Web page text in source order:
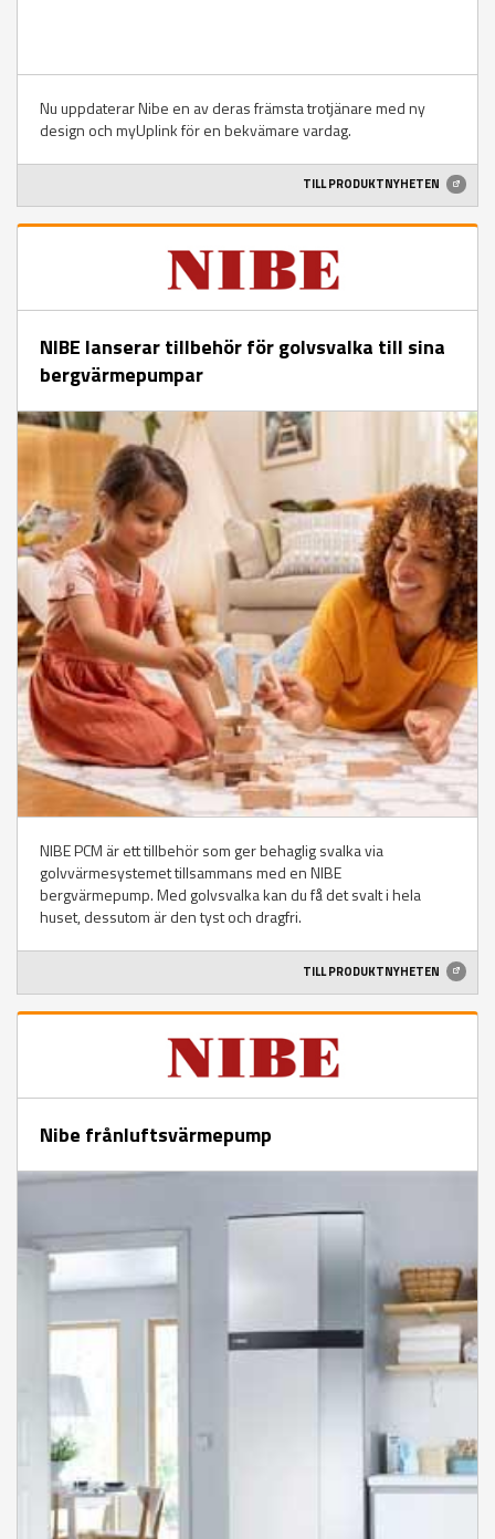
Nu uppdaterar Nibe en av deras främsta trotjänare med ny
design och myUplink för en bekvämare vardag.
TILL PRODUKTNYHETEN
NIBE lanserar tillbehör för golvsvalka till sina
bergvärmepumpar
NIBE PCM är ett tillbehör som ger behaglig svalka via
golvvärmesystemet tillsammans med en NIBE
bergvärmepump. Med golvsvalka kan du få det svalt i hela
huset, dessutom är den tyst och dragfri.
TILL PRODUKTNYHETEN
Nibe frånluftsvärmepump